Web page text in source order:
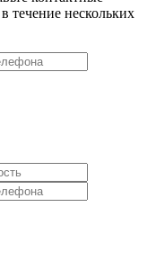
течение нескольких